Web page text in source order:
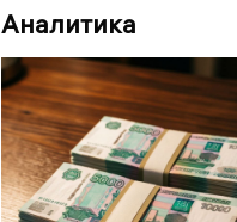
Аналитика